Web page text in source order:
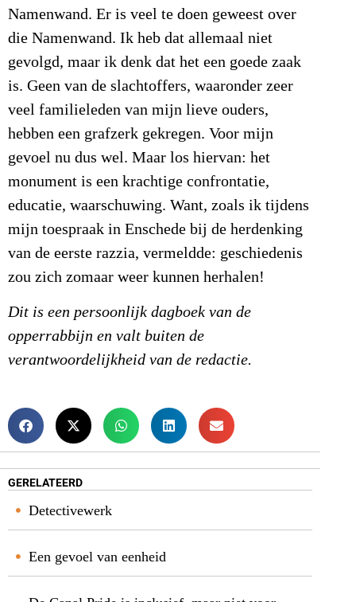
Namenwand. Er is veel te doen geweest over
die Namenwand. Ik heb dat allemaal niet
gevolgd, maar ik denk dat het een goede zaak
is. Geen van de slachtoffers, waaronder zeer
veel familieleden van mijn lieve ouders,
hebben een grafzerk gekregen. Voor mijn
gevoel nu dus wel. Maar los hiervan: het
monument is een krachtige confrontatie,
educatie, waarschuwing. Want, zoals ik tijdens
mijn toespraak in Enschede bij de herdenking
van de eerste razzia, vermeldde: geschiedenis
zou zich zomaar weer kunnen herhalen!
Dit is een persoonlijk dagboek van de
opperrabbijn en valt buiten de
verantwoordelijkheid van de redactie.
GERELATEERD
Detectivewerk
Een gevoel van eenheid